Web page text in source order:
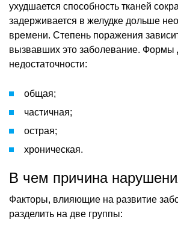
ухудшается способность тканей
задерживается в желудке дольше
времени. Степень поражения
вызвавших это заболевание. Формы
недостаточности:
общая;
частичная;
острая;
хроническая.
В чем причина
Факторы, влияющие на развитие
разделить на две группы: